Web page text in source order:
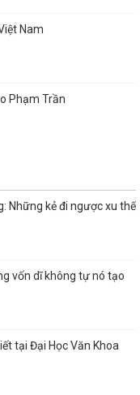
Nam
Phạm Trần
Những kẻ đi ngược xu thế
vốn dĩ không tự nó tạo
tại Đại Học Văn Khoa